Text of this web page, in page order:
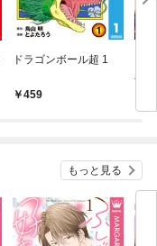
ドラゴンボール超 1
459
パ
もっと見る